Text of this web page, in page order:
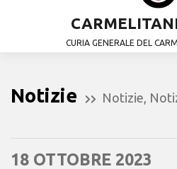
CURIA GENERALE DEL
Notizie Notizie
18 OTTOBRE 2023